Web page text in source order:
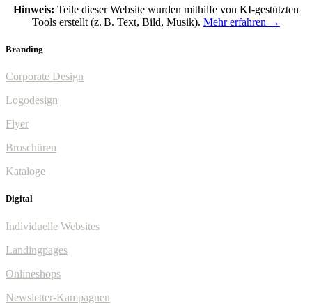
Hinweis: Teile dieser Website wurden mithilfe von KI-gestützten
Tools erstellt (z. B. Text, Bild, Musik). Mehr erfahren →
Branding
Corporate Design
Logodesign
Flyer
Broschüren
Kataloge
Digital
Individuelle Websites
Landingpages
Onlineshops
Newsletter-Kampagnen